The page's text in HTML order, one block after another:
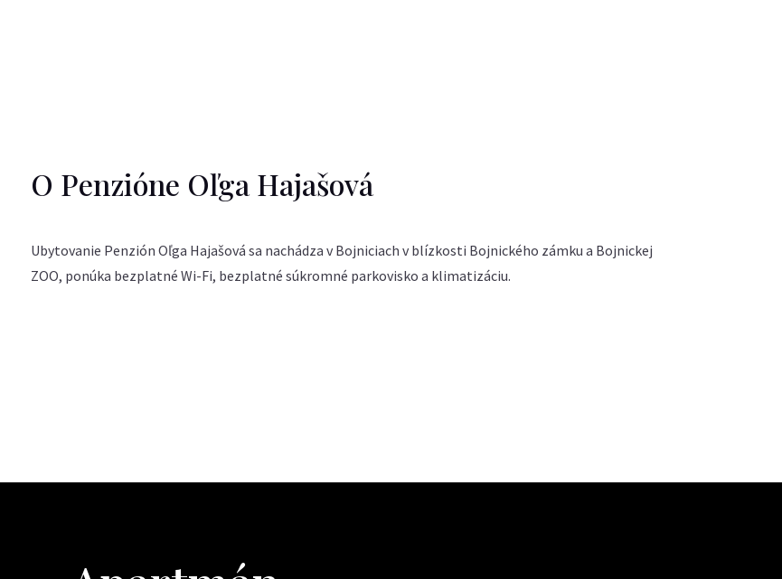
O Penzióne Oľga Hajašová
Ubytovanie Penzión Oľga Hajašová sa nachádza v Bojniciach v blízkosti Bojnického zámku a Bojnickej
ZOO, ponúka bezplatné Wi-Fi, bezplatné súkromné parkovisko a klimatizáciu.